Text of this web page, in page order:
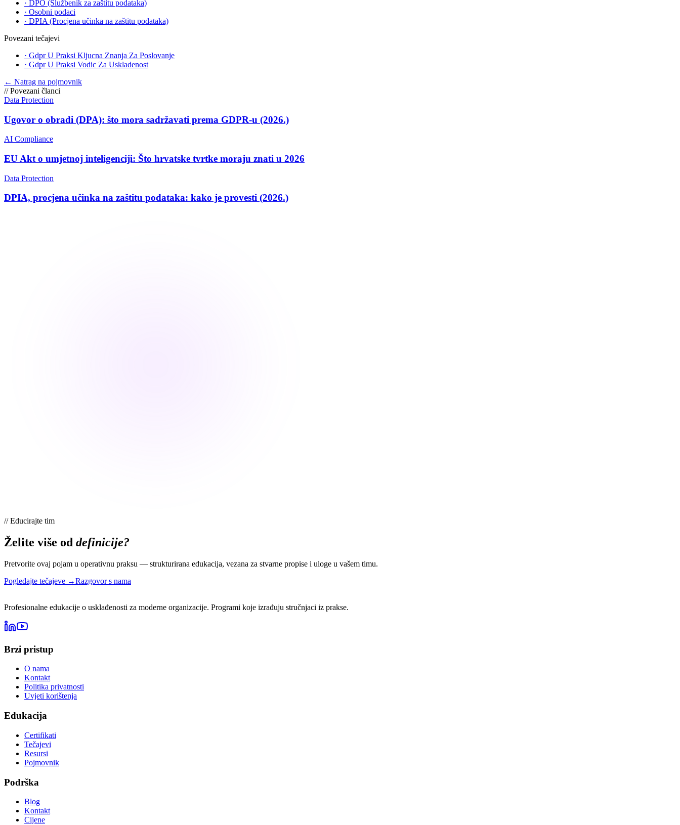
· DPO (Službenik za zaštitu podataka)
· Osobni podaci
· DPIA (Procjena učinka na zaštitu podataka)
Povezani tečajevi
· Gdpr U Praksi Kljucna Znanja Za Poslovanje
· Gdpr U Praksi Vodic Za Uskladenost
← Natrag na pojmovnik
//Povezani članci
Data Protection
Ugovor o obradi (DPA): što mora sadržavati prema GDPR-u (2026.)
AI Compliance
EU Akt o umjetnoj inteligenciji: Što hrvatske tvrtke moraju znati u 2026
Data Protection
DPIA, procjena učinka na zaštitu podataka: kako je provesti (2026.)
//Educirajte tim
Želite više od definicije?
Pretvorite ovaj pojam u operativnu praksu — strukturirana edukacija, vezana za stvarne propise i uloge u vašem timu.
Pogledajte tečajeve →Razgovor s nama
Profesionalne edukacije o usklađenosti za moderne organizacije. Programi koje izrađuju stručnjaci iz prakse.
Brzi pristup
O nama
Kontakt
Politika privatnosti
Uvjeti korištenja
Edukacija
Certifikati
Tečajevi
Resursi
Pojmovnik
Podrška
Blog
Kontakt
Cijene